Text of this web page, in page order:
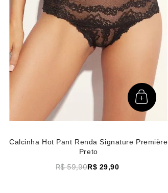
Calcinha Hot Pant Renda Signature Première
Preto
R$ 59,90R$ 29,90